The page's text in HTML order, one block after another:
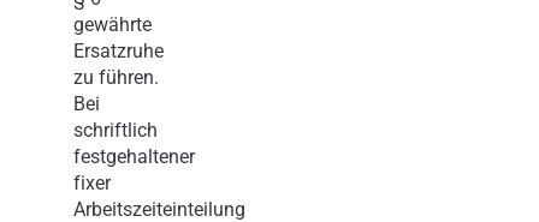
gewährte
Ersatzruhe
zu führen.
Bei
schriftlich
festgehaltener
fixer
Arbeitszeiteinteilung